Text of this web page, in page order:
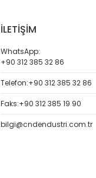
İLETİŞİM
WhatsApp:
+90 312 385 32 86
Telefon:+90 312 385 32 86
Faks:+90 312 385 19 90
bilgi@cndendustri.com.tr